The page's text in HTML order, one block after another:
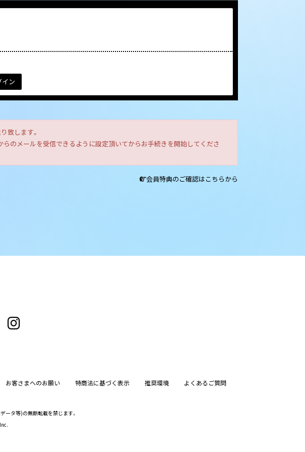
ン
致します。
らのメールを受信できるように設定頂いてからお手続きを開始してくださ
会員特典のご確認はこちらから
お客さまへのお願い 特商法に基づく表示 推奨環境 よくあるご質問
データ等)の無断転載を禁じます。